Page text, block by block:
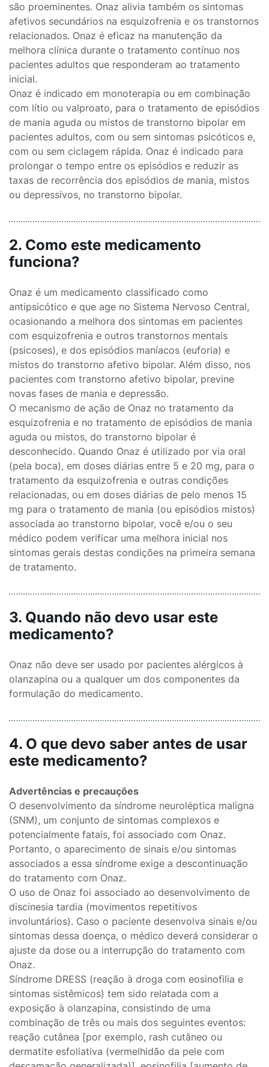
são proeminentes. Onaz alivia também os sintomas
afetivos secundários na esquizofrenia e os transtornos
relacionados. Onaz é eficaz na manutenção da
melhora clínica durante o tratamento contínuo nos
pacientes adultos que responderam ao tratamento
inicial.
Onaz é indicado em monoterapia ou em combinação
com lítio ou valproato, para o tratamento de episódios
de mania aguda ou mistos de transtorno bipolar em
pacientes adultos, com ou sem sintomas psicóticos e,
com ou sem ciclagem rápida. Onaz é indicado para
prolongar o tempo entre os episódios e reduzir as
taxas de recorrência dos episódios de mania, mistos
ou depressivos, no transtorno bipolar.
2. Como este medicamento
funciona?
Onaz é um medicamento classificado como
antipsicótico e que age no Sistema Nervoso Central,
ocasionando a melhora dos sintomas em pacientes
com esquizofrenia e outros transtornos mentais
(psicoses), e dos episódios maníacos (euforia) e
mistos do transtorno afetivo bipolar. Além disso, nos
pacientes com transtorno afetivo bipolar, previne
novas fases de mania e depressão.
O mecanismo de ação de Onaz no tratamento da
esquizofrenia e no tratamento de episódios de mania
aguda ou mistos, do transtorno bipolar é
desconhecido. Quando Onaz é utilizado por via oral
(pela boca), em doses diárias entre 5 e 20 mg, para o
tratamento da esquizofrenia e outras condições
relacionadas, ou em doses diárias de pelo menos 15
mg para o tratamento de mania (ou episódios mistos)
associada ao transtorno bipolar, você e/ou o seu
médico podem verificar uma melhora inicial nos
sintomas gerais destas condições na primeira semana
de tratamento.
3. Quando não devo usar este
medicamento?
Onaz não deve ser usado por pacientes alérgicos à
olanzapina ou a qualquer um dos componentes da
formulação do medicamento.
4. O que devo saber antes de usar
este medicamento?
Advertências e precauções
O desenvolvimento da síndrome neuroléptica maligna
(SNM), um conjunto de sintomas complexos e
potencialmente fatais, foi associado com Onaz.
Portanto, o aparecimento de sinais e/ou sintomas
associados a essa síndrome exige a descontinuação
do tratamento com Onaz.
O uso de Onaz foi associado ao desenvolvimento de
discinesia tardia (movimentos repetitivos
involuntários). Caso o paciente desenvolva sinais e/ou
sintomas dessa doença, o médico deverá considerar o
ajuste da dose ou a interrupção do tratamento com
Onaz.
Síndrome DRESS (reação à droga com eosinofilia e
sintomas sistêmicos) tem sido relatada com a
exposição à olanzapina, consistindo de uma
combinação de três ou mais dos seguintes eventos:
reação cutânea [por exemplo, rash cutâneo ou
dermatite esfoliativa (vermelhidão da pele com